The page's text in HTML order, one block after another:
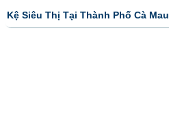
Kệ Siêu Thị Tại Thành Phố Cà Mau